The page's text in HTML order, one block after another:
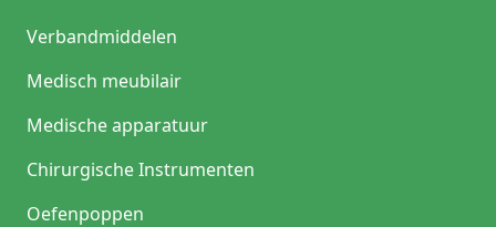
Advies van de productspecialist
Een productexpert uit de zorg adviseert: Kies bij
twijfel standaard voor een 4 mm pennaald en focus
op correcte injectietechniek in plaats van
naaldlengte. Laat patiënten altijd de injectieplaats
roteren en controleer regelmatig op lipohypertrofie.
Dit heeft directe invloed op de voorspelbaarheid van
insulineabsorptie en daarmee op de glykemische
regulatie.
Verbandmiddelen
Medisch meubilair
Medische apparatuur
Chirurgische Instrumenten
Oefenpoppen